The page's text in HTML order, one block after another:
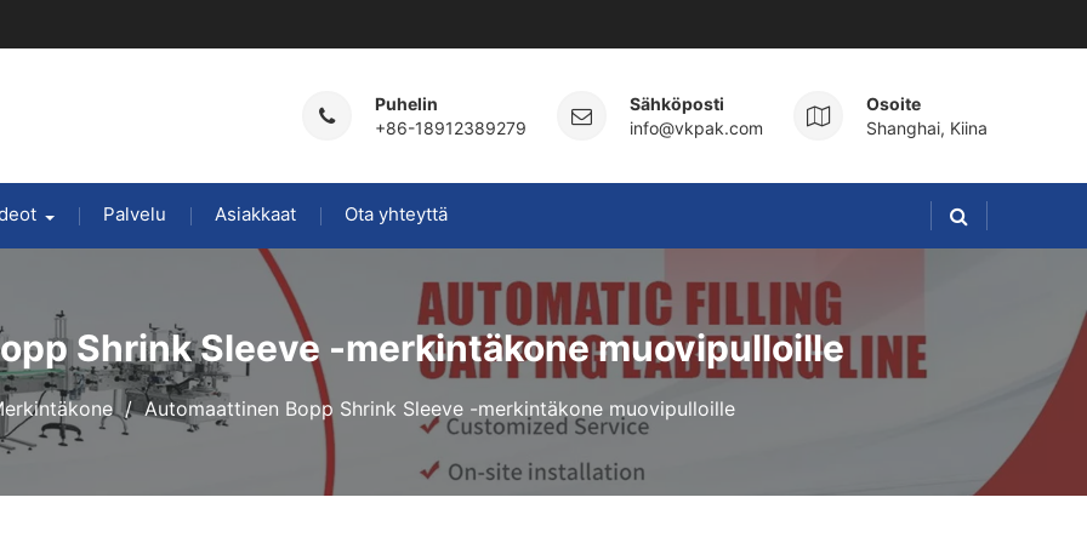
Puhelin
+86-18912389279
Sähköposti
info@vkpak.com
Osoite
Shanghai, Kiina
Palvelu Asiakkaat Ota yhteyttä
Shrink Sleeve -merkintäkone muovipulloille
Automaattinen Bopp Shrink Sleeve -merkintäkone muovipulloille